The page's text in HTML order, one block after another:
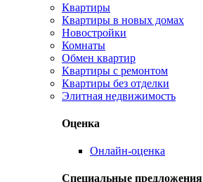
Квартиры
Квартиры в новых домах
Новостройки
Комнаты
Обмен квартир
Квартиры с ремонтом
Квартиры без отделки
Элитная недвижимость
Оценка
Онлайн-оценка
Специальные предложения